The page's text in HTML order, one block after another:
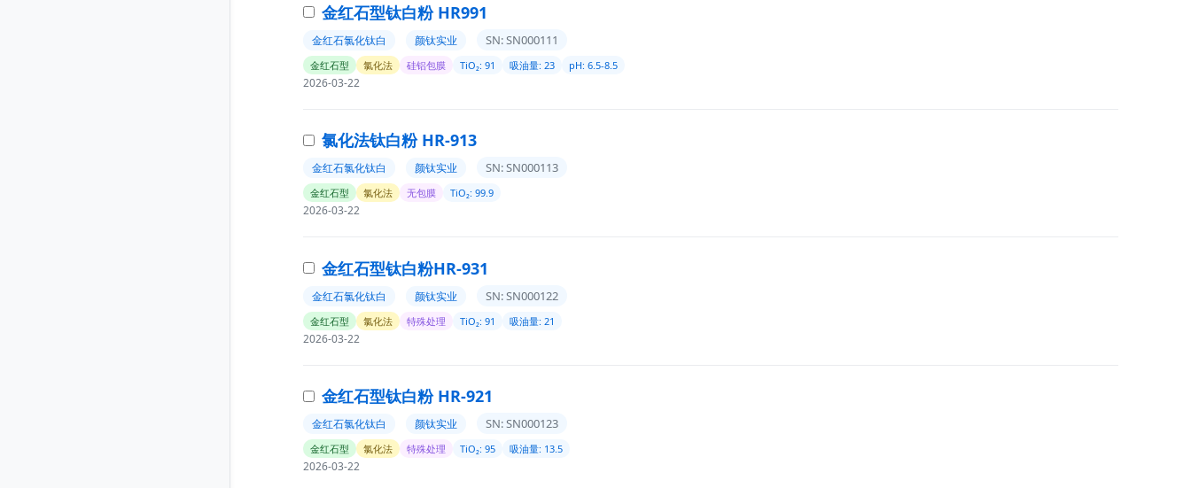
金红石型钛白粉 HR991
金红石氯化钛白 颜钛实业 SN: SN000111
金红石型 氯化法 硅铝包膜 TiO₂: 91 吸油量: 23 pH: 6.5-8.5
2026-03-22
氯化法钛白粉 HR-913
金红石氯化钛白 颜钛实业 SN: SN000113
金红石型 氯化法 无包膜 TiO₂: 99.9
2026-03-22
金红石型钛白粉HR-931
金红石氯化钛白 颜钛实业 SN: SN000122
金红石型 氯化法 特殊处理 TiO₂: 91 吸油量: 21
2026-03-22
金红石型钛白粉 HR-921
金红石氯化钛白 颜钛实业 SN: SN000123
金红石型 氯化法 特殊处理 TiO₂: 95 吸油量: 13.5
2026-03-22